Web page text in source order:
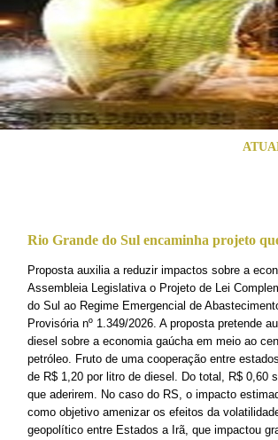
Rio Grande do Sul encaminha projeto
Proposta auxilia a reduzir impactos sobre a
Assembleia Legislativa o Projeto de Lei
do Sul ao Regime Emergencial de
Provisória nº 1.349/2026. A proposta pretende
diesel sobre a economia gaúcha em meio ao
petróleo. Fruto de uma cooperação entre
de R$ 1,20 por litro de diesel. Do total, R$ 0,60
que aderirem. No caso do RS, o impacto
como objetivo amenizar os efeitos da
geopolítico entre Estados a Irã, que impactou